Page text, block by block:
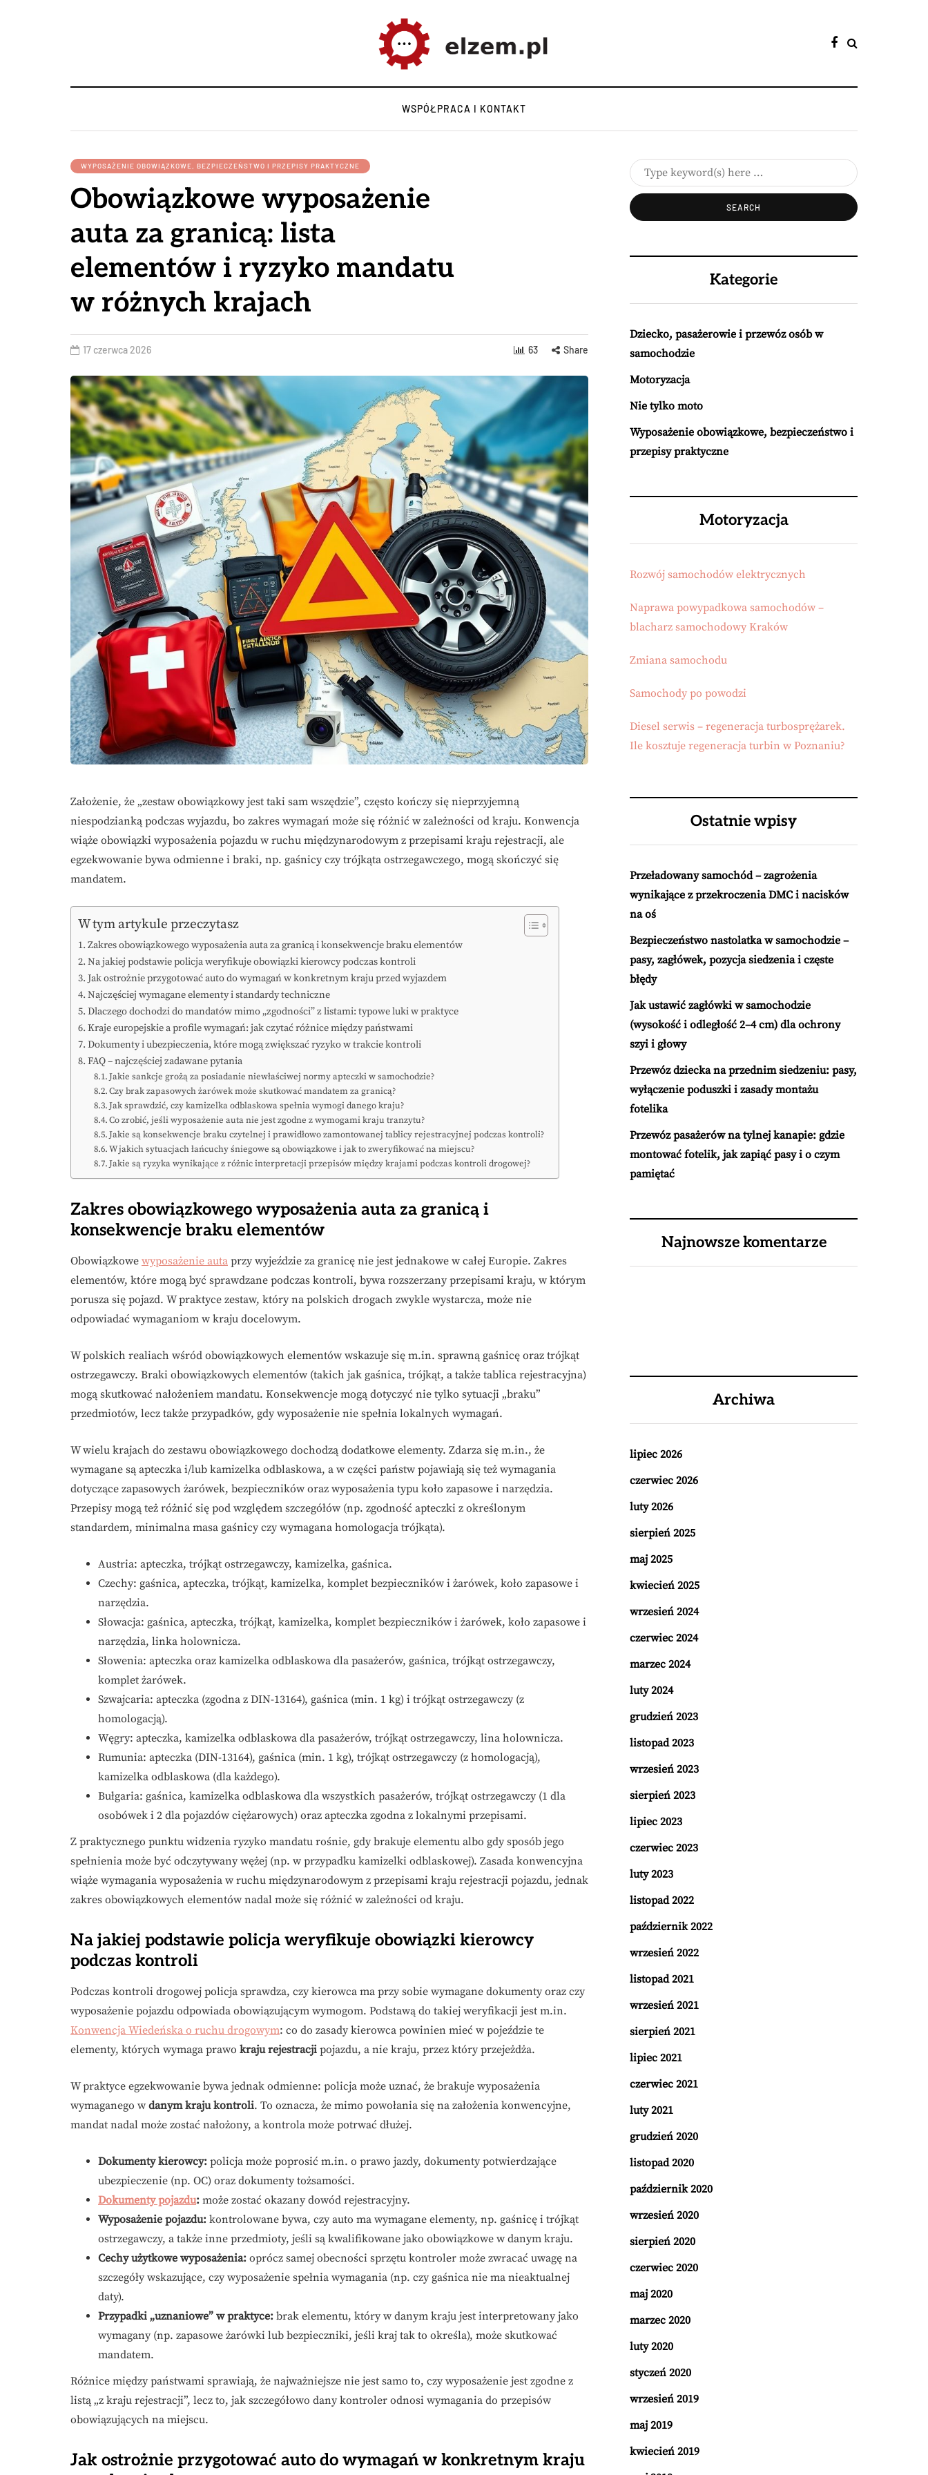
WSPÓŁPRACA I KONTAKT
WYPOSAŻENIE OBOWIĄZKOWE, BEZPIECZEŃSTWO I PRZEPISY PRAKTYCZNE
Obowiązkowe wyposażenie
auta za granicą: lista
elementów i ryzyko mandatu
w różnych krajach
17 czerwca 2026 63 Share
Założenie, że „zestaw obowiązkowy jest taki sam wszędzie”, często kończy się nieprzyjemną
niespodzianką podczas wyjazdu, bo zakres wymagań może się różnić w zależności od kraju. Konwencja
wiąże obowiązki wyposażenia pojazdu w ruchu międzynarodowym z przepisami kraju rejestracji, ale
egzekwowanie bywa odmienne i braki, np. gaśnicy czy trójkąta ostrzegawczego, mogą skończyć się
mandatem.
W tym artykule przeczytasz
Zakres obowiązkowego wyposażenia auta za granicą i konsekwencje braku elementów
Na jakiej podstawie policja weryfikuje obowiązki kierowcy podczas kontroli
Jak ostrożnie przygotować auto do wymagań w konkretnym kraju przed wyjazdem
Najczęściej wymagane elementy i standardy techniczne
Dlaczego dochodzi do mandatów mimo „zgodności” z listami: typowe luki w praktyce
Kraje europejskie a profile wymagań: jak czytać różnice między państwami
Dokumenty i ubezpieczenia, które mogą zwiększać ryzyko w trakcie kontroli
FAQ – najczęściej zadawane pytania
Jakie sankcje grożą za posiadanie niewłaściwej normy apteczki w samochodzie?
Czy brak zapasowych żarówek może skutkować mandatem za granicą?
Jak sprawdzić, czy kamizelka odblaskowa spełnia wymogi danego kraju?
Co zrobić, jeśli wyposażenie auta nie jest zgodne z wymogami kraju tranzytu?
Jakie są konsekwencje braku czytelnej i prawidłowo zamontowanej tablicy rejestracyjnej podczas kontroli?
W jakich sytuacjach łańcuchy śniegowe są obowiązkowe i jak to zweryfikować na miejscu?
Jakie są ryzyka wynikające z różnic interpretacji przepisów między krajami podczas kontroli drogowej?
Zakres obowiązkowego wyposażenia auta za granicą i
konsekwencje braku elementów
Obowiązkowe wyposażenie auta przy wyjeździe za granicę nie jest jednakowe w całej Europie. Zakres
elementów, które mogą być sprawdzane podczas kontroli, bywa rozszerzany przepisami kraju, w którym
porusza się pojazd. W praktyce zestaw, który na polskich drogach zwykle wystarcza, może nie
odpowiadać wymaganiom w kraju docelowym.
W polskich realiach wśród obowiązkowych elementów wskazuje się m.in. sprawną gaśnicę oraz trójkąt
ostrzegawczy. Braki obowiązkowych elementów (takich jak gaśnica, trójkąt, a także tablica rejestracyjna)
mogą skutkować nałożeniem mandatu. Konsekwencje mogą dotyczyć nie tylko sytuacji „braku”
przedmiotów, lecz także przypadków, gdy wyposażenie nie spełnia lokalnych wymagań.
W wielu krajach do zestawu obowiązkowego dochodzą dodatkowe elementy. Zdarza się m.in., że
wymagane są apteczka i/lub kamizelka odblaskowa, a w części państw pojawiają się też wymagania
dotyczące zapasowych żarówek, bezpieczników oraz wyposażenia typu koło zapasowe i narzędzia.
Przepisy mogą też różnić się pod względem szczegółów (np. zgodność apteczki z określonym
standardem, minimalna masa gaśnicy czy wymagana homologacja trójkąta).
Austria: apteczka, trójkąt ostrzegawczy, kamizelka, gaśnica.
Czechy: gaśnica, apteczka, trójkąt, kamizelka, komplet bezpieczników i żarówek, koło zapasowe i
narzędzia.
Słowacja: gaśnica, apteczka, trójkąt, kamizelka, komplet bezpieczników i żarówek, koło zapasowe i
narzędzia, linka holownicza.
Słowenia: apteczka oraz kamizelka odblaskowa dla pasażerów, gaśnica, trójkąt ostrzegawczy,
komplet żarówek.
Szwajcaria: apteczka (zgodna z DIN-13164), gaśnica (min. 1 kg) i trójkąt ostrzegawczy (z
homologacją).
Węgry: apteczka, kamizelka odblaskowa dla pasażerów, trójkąt ostrzegawczy, lina holownicza.
Rumunia: apteczka (DIN-13164), gaśnica (min. 1 kg), trójkąt ostrzegawczy (z homologacją),
kamizelka odblaskowa (dla każdego).
Bułgaria: gaśnica, kamizelka odblaskowa dla wszystkich pasażerów, trójkąt ostrzegawczy (1 dla
osobówek i 2 dla pojazdów ciężarowych) oraz apteczka zgodna z lokalnymi przepisami.
Z praktycznego punktu widzenia ryzyko mandatu rośnie, gdy brakuje elementu albo gdy sposób jego
spełnienia może być odczytywany wężej (np. w przypadku kamizelki odblaskowej). Zasada konwencyjna
wiąże wymagania wyposażenia w ruchu międzynarodowym z przepisami kraju rejestracji pojazdu, jednak
zakres obowiązkowych elementów nadal może się różnić w zależności od kraju.
Na jakiej podstawie policja weryfikuje obowiązki kierowcy
podczas kontroli
Podczas kontroli drogowej policja sprawdza, czy kierowca ma przy sobie wymagane dokumenty oraz czy
wyposażenie pojazdu odpowiada obowiązującym wymogom. Podstawą do takiej weryfikacji jest m.in.
Konwencja Wiedeńska o ruchu drogowym: co do zasady kierowca powinien mieć w pojeździe te
elementy, których wymaga prawo kraju rejestracji pojazdu, a nie kraju, przez który przejeżdża.
W praktyce egzekwowanie bywa jednak odmienne: policja może uznać, że brakuje wyposażenia
wymaganego w danym kraju kontroli. To oznacza, że mimo powołania się na założenia konwencyjne,
mandat nadal może zostać nałożony, a kontrola może potrwać dłużej.
Dokumenty kierowcy: policja może poprosić m.in. o prawo jazdy, dokumenty potwierdzające
ubezpieczenie (np. OC) oraz dokumenty tożsamości.
Dokumenty pojazdu: może zostać okazany dowód rejestracyjny.
Wyposażenie pojazdu: kontrolowane bywa, czy auto ma wymagane elementy, np. gaśnicę i trójkąt
ostrzegawczy, a także inne przedmioty, jeśli są kwalifikowane jako obowiązkowe w danym kraju.
Cechy użytkowe wyposażenia: oprócz samej obecności sprzętu kontroler może zwracać uwagę na
szczegóły wskazujące, czy wyposażenie spełnia wymagania (np. czy gaśnica nie ma nieaktualnej
daty).
Przypadki „uznaniowe” w praktyce: brak elementu, który w danym kraju jest interpretowany jako
wymagany (np. zapasowe żarówki lub bezpieczniki, jeśli kraj tak to określa), może skutkować
mandatem.
Różnice między państwami sprawiają, że najważniejsze nie jest samo to, czy wyposażenie jest zgodne z
listą „z kraju rejestracji”, lecz to, jak szczegółowo dany kontroler odnosi wymagania do przepisów
obowiązujących na miejscu.
Jak ostrożnie przygotować auto do wymagań w konkretnym kraju
Kategorie
Dziecko, pasażerowie i przewóz osób w
samochodzie
Motoryzacja
Nie tylko moto
Wyposażenie obowiązkowe, bezpieczeństwo i
przepisy praktyczne
Motoryzacja
Rozwój samochodów elektrycznych
Naprawa powypadkowa samochodów –
blacharz samochodowy Kraków
Zmiana samochodu
Samochody po powodzi
Diesel serwis – regeneracja turbosprężarek.
Ile kosztuje regeneracja turbin w Poznaniu?
Ostatnie wpisy
Przeładowany samochód – zagrożenia
wynikające z przekroczenia DMC i nacisków
na oś
Bezpieczeństwo nastolatka w samochodzie –
pasy, zagłówek, pozycja siedzenia i częste
błędy
Jak ustawić zagłówki w samochodzie
(wysokość i odległość 2–4 cm) dla ochrony
szyi i głowy
Przewóz dziecka na przednim siedzeniu: pasy,
wyłączenie poduszki i zasady montażu
fotelika
Przewóz pasażerów na tylnej kanapie: gdzie
montować fotelik, jak zapiąć pasy i o czym
pamiętać
Najnowsze komentarze
Archiwa
lipiec 2026
czerwiec 2026
luty 2026
sierpień 2025
maj 2025
kwiecień 2025
wrzesień 2024
czerwiec 2024
marzec 2024
luty 2024
grudzień 2023
listopad 2023
wrzesień 2023
sierpień 2023
lipiec 2023
czerwiec 2023
luty 2023
listopad 2022
październik 2022
wrzesień 2022
listopad 2021
wrzesień 2021
sierpień 2021
lipiec 2021
czerwiec 2021
luty 2021
grudzień 2020
listopad 2020
październik 2020
wrzesień 2020
sierpień 2020
czerwiec 2020
maj 2020
marzec 2020
luty 2020
styczeń 2020
wrzesień 2019
maj 2019
kwiecień 2019